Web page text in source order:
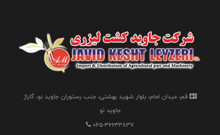
قم، میدان امام، بلوار شهید بهشتی، جنب رستوران جاوید نو، گاراژ
جاوید نو
025-36633837